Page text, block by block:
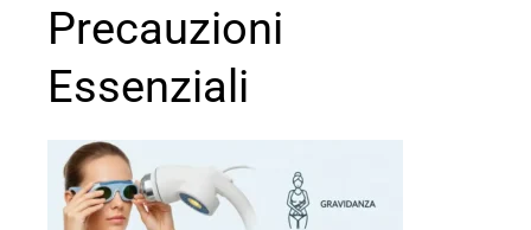
Precauzioni
Essenziali